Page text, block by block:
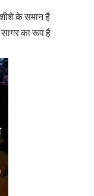
के समान है
सागर का रूप है